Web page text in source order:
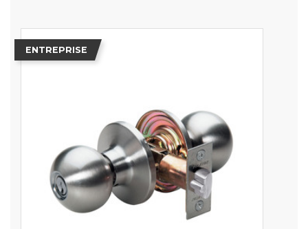
ENTREPRISE